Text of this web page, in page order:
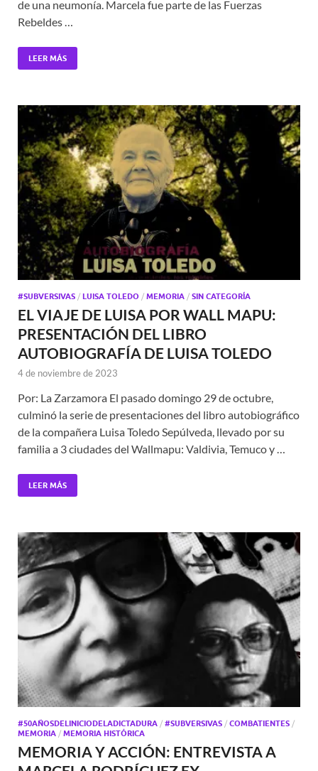
de una neumonía. Marcela fue parte de las Fuerzas
Rebeldes …
LEER MÁS
#SUBVERSIVAS / LUISA TOLEDO / MEMORIA / SIN CATEGORÍA
EL VIAJE DE LUISA POR WALL MAPU:
PRESENTACIÓN DEL LIBRO
AUTOBIOGRAFÍA DE LUISA TOLEDO
4 de noviembre de 2023
Por: La Zarzamora El pasado domingo 29 de octubre,
culminó la serie de presentaciones del libro autobiográfico
de la compañera Luisa Toledo Sepúlveda, llevado por su
familia a 3 ciudades del Wallmapu: Valdivia, Temuco y …
LEER MÁS
#50AÑOSDELINICIODELADICTADURA / #SUBVERSIVAS / COMBATIENTES /
MEMORIA / MEMORIA HISTÓRICA
MEMORIA Y ACCIÓN: ENTREVISTA A